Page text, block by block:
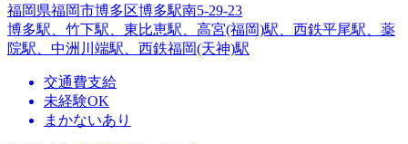
福岡県福岡市博多区博多駅南5-29-23
博多駅、竹下駅、東比恵駅、高宮(福岡)駅、西鉄平尾駅、薬
院駅、中洲川端駅、西鉄福岡(天神)駅
交通費支給
未経験OK
まかないあり